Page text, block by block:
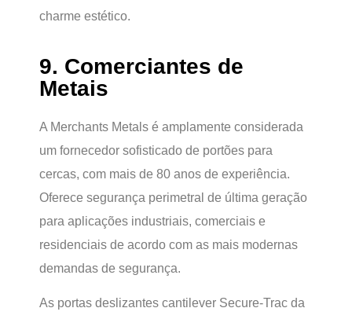
charme estético.
9. Comerciantes de
Metais
A Merchants Metals é amplamente considerada
um fornecedor sofisticado de portões para
cercas, com mais de 80 anos de experiência.
Oferece segurança perimetral de última geração
para aplicações industriais, comerciais e
residenciais de acordo com as mais modernas
demandas de segurança.
As portas deslizantes cantilever Secure-Trac da